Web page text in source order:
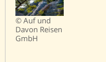
© Auf und
Davon Reisen
GmbH